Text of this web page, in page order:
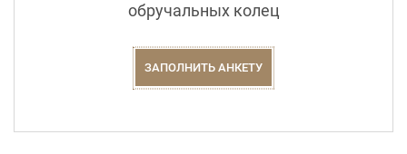
обручальных колец
ЗАПОЛНИТЬ АНКЕТУ